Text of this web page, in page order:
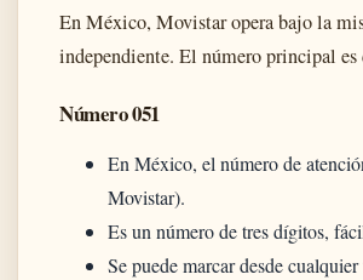
En México, Movistar opera bajo la
independiente. El número principal
Número 051
En México, el número de
Movistar).
Es un número de tres dígitos,
Se puede marcar desde